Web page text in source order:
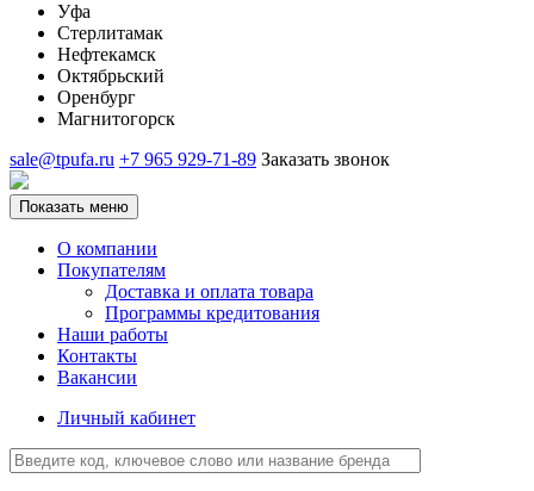
Уфа
Стерлитамак
Нефтекамск
Октябрьский
Оренбург
Магнитогорск
sale@tpufa.ru +7 965 929-71-89 Заказать звонок
Показать меню
О компании
Покупателям
Доставка и оплата товара
Программы кредитования
Наши работы
Контакты
Вакансии
Личный кабинет